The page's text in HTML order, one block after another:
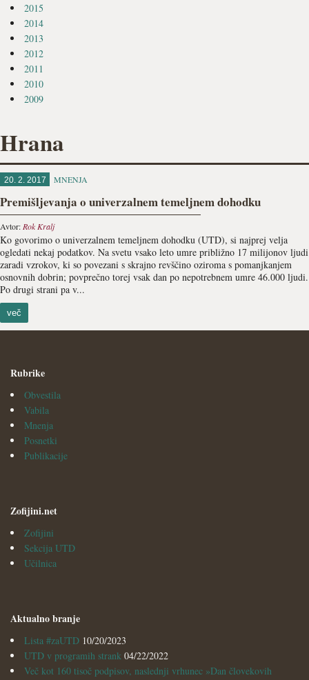
2015
2014
2013
2012
2011
2010
2009
Hrana
20. 2. 2017 MNENJA
Premišljevanja o univerzalnem temeljnem dohodku
Avtor: Rok Kralj
Ko govorimo o univerzalnem temeljnem dohodku (UTD), si najprej velja
ogledati nekaj podatkov. Na svetu vsako leto umre približno 17 milijonov ljudi
zaradi vzrokov, ki so povezani s skrajno revščino oziroma s pomanjkanjem
osnovnih dobrin; povprečno torej vsak dan po nepotrebnem umre 46.000 ljudi.
Po drugi strani pa v...
več
Rubrike
Obvestila
Vabila
Mnenja
Posnetki
Publikacije
Zofijini.net
Zofijini
Sekcija UTD
Učilnica
Aktualno branje
Lista #zaUTD 10/20/2023
UTD v programih strank 04/22/2022
Več kot 160 tisoč podpisov, naslednji vrhunec »Dan človekovih